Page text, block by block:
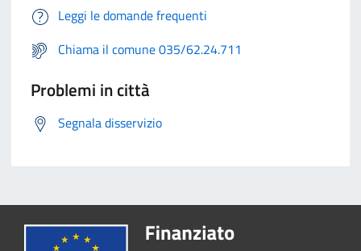
Leggi le domande frequenti
Chiama il comune 035/62.24.711
Problemi in città
Segnala disservizio